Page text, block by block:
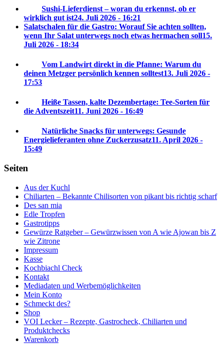
Sushi-Lieferdienst – woran du erkennst, ob er
wirklich gut ist24. Juli 2026 - 16:21
Salatschalen für die Gastro: Worauf Sie achten sollten,
wenn Ihr Salat unterwegs noch etwas hermachen soll15.
Juli 2026 - 18:34
Vom Landwirt direkt in die Pfanne: Warum du
deinen Metzger persönlich kennen solltest13. Juli 2026 -
17:53
Heiße Tassen, kalte Dezembertage: Tee-Sorten für
die Adventszeit11. Juni 2026 - 16:49
Natürliche Snacks für unterwegs: Gesunde
Energielieferanten ohne Zuckerzusatz11. April 2026 -
15:49
Seiten
Aus der Kuchl
Chiliarten – Bekannte Chilisorten von pikant bis richtig scharf
Des san mia
Edle Tropfen
Gastrotipps
Gewürze Ratgeber – Gewürzwissen von A wie Ajowan bis Z
wie Zitrone
Impressum
Kasse
Kochbiachl Check
Kontakt
Mediadaten und Werbemöglichkeiten
Mein Konto
Schmeckt des?
Shop
VOI Lecker – Rezepte, Gastrocheck, Chiliarten und
Produktchecks
Warenkorb